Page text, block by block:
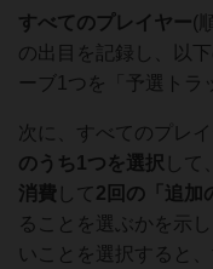
すべてのプレイヤー(
の出目を記録し、以
ーブ1つを「予選トラ
次に、すべてのプレ
のうち1つを選択 して、
消費 して2回の「追加
ることを選ぶかを示
いことを選択すると